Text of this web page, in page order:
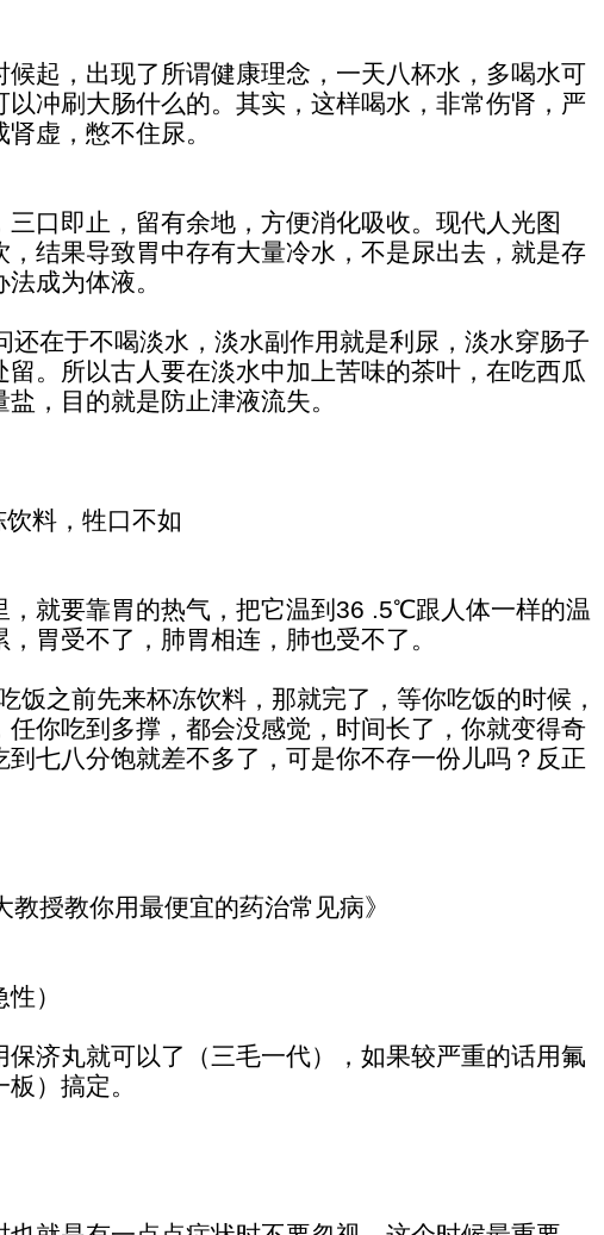
候起，出现了所谓健康理念，一天八杯水，多喝水可
以冲刷大肠什么的。其实，这样喝水，非常伤肾，严
虚，憋不住尿。
三口即止，留有余地，方便消化吸收。现代人光图
，结果导致胃中存有大量冷水，不是尿出去，就是存
成为体液。
在于不喝淡水，淡水副作用就是利尿，淡水穿肠子
留。所以古人要在淡水中加上苦味的茶叶，在吃西瓜
，目的就是防止津液流失。
料，牲口不如
，就要靠胃的热气，把它温到36 .5℃跟人体一样的温
，胃受不了，肺胃相连，肺也受不了。
之前先来杯冻饮料，那就完了，等你吃饭的时候，
任你吃到多撑，都会没感觉，时间长了，你就变得奇
到七八分饱就差不多了，可是你不存一份儿吗？反正
授教你用最便宜的药治常见病》
）
丸就可以了（三毛一代），如果较严重的话用氟
）搞定。